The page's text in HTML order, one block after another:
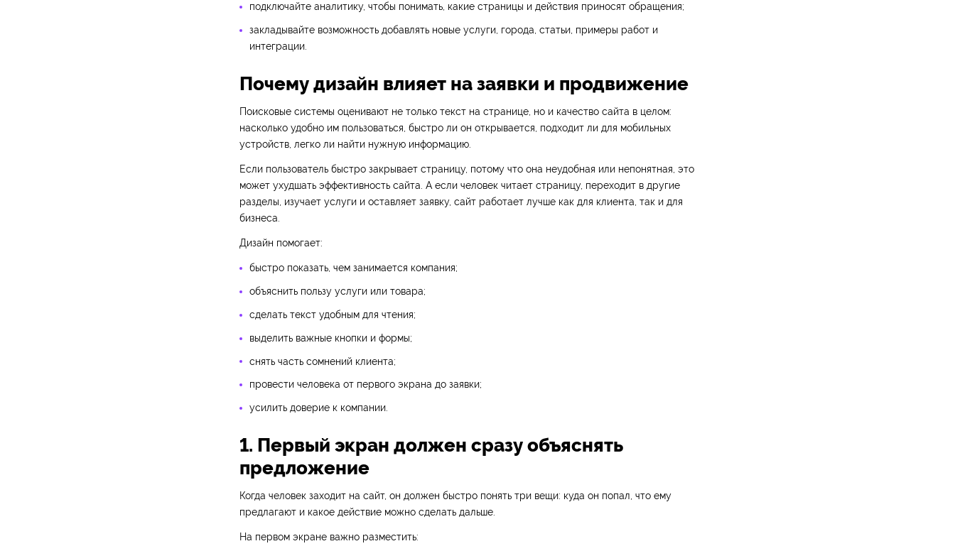
подключайте аналитику, чтобы понимать, какие страницы и действия приносят обращения;
закладывайте возможность добавлять новые услуги, города, статьи, примеры работ и
интеграции.
Почему дизайн влияет на заявки и продвижение
Поисковые системы оценивают не только текст на странице, но и качество сайта в целом:
насколько удобно им пользоваться, быстро ли он открывается, подходит ли для мобильных
устройств, легко ли найти нужную информацию.
Если пользователь быстро закрывает страницу, потому что она неудобная или непонятная, это
может ухудшать эффективность сайта. А если человек читает страницу, переходит в другие
разделы, изучает услуги и оставляет заявку, сайт работает лучше как для клиента, так и для
бизнеса.
Дизайн помогает:
быстро показать, чем занимается компания;
объяснить пользу услуги или товара;
сделать текст удобным для чтения;
выделить важные кнопки и формы;
снять часть сомнений клиента;
провести человека от первого экрана до заявки;
усилить доверие к компании.
1. Первый экран должен сразу объяснять
предложение
Когда человек заходит на сайт, он должен быстро понять три вещи: куда он попал, что ему
предлагают и какое действие можно сделать дальше.
На первом экране важно разместить: